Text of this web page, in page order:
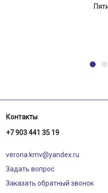
Контакты
+7 903 441 35 19
verona.kmv@yandex.ru
Задать вопрос
Заказать обратный звонок